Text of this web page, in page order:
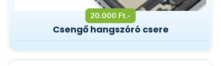
20.000 Ft.-
Csengő hangszóró csere